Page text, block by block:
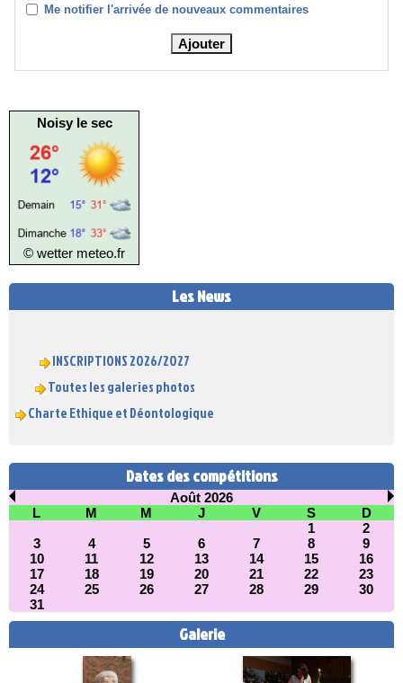
Me notifier l'arrivée de nouveaux commentaires
Noisy le sec
© wetter meteo.fr
Les News
INSCRIPTIONS 2026/2027
Toutes les galeries photos
Charte Ethique et Déontologique
Dates des compétitions
Août 2026
L
M M J V S
D
1
2
3
4 5 6 7 8
9
10
11 12 13 14 15
16
17
18 19 20 21 22
23
24
25 26 27 28 29
30
31
Galerie